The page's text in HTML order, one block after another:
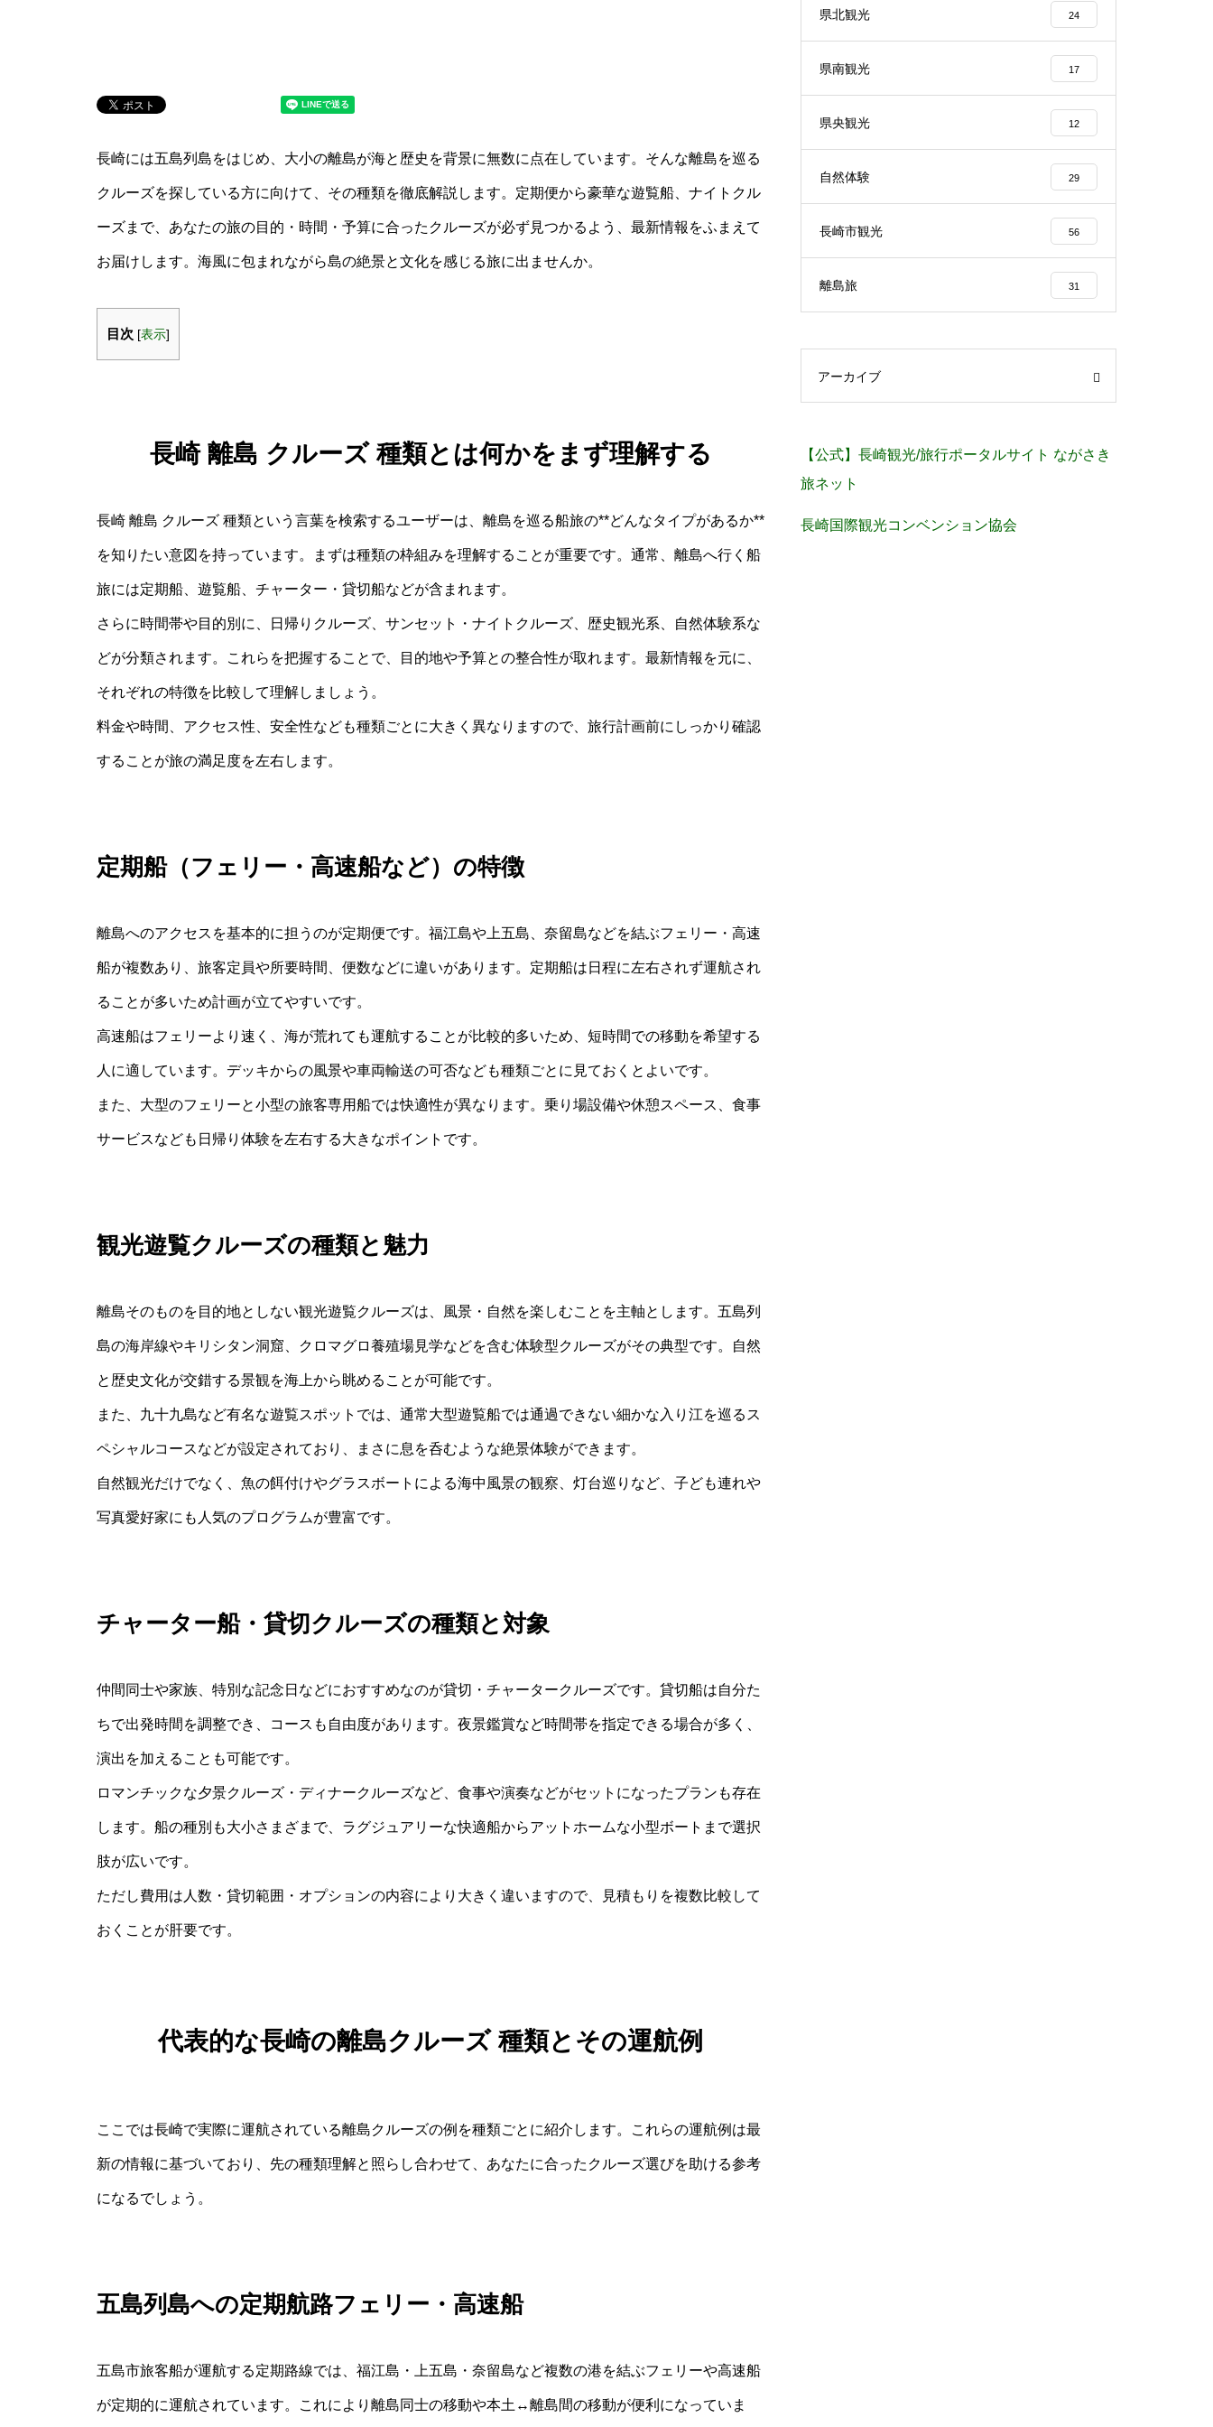
長崎には五島列島をはじめ、大小の離島が海と歴史を背景に無数に点在しています。そんな離島を巡る
クルーズを探している方に向けて、その種類を徹底解説します。定期便から豪華な遊覧船、ナイトクル
ーズまで、あなたの旅の目的・時間・予算に合ったクルーズが必ず見つかるよう、最新情報をふまえて
お届けします。海風に包まれながら島の絶景と文化を感じる旅に出ませんか。
目次 [表示]
長崎 離島 クルーズ 種類とは何かをまず理解する
長崎 離島 クルーズ 種類という言葉を検索するユーザーは、離島を巡る船旅の**どんなタイプがあるか**
を知りたい意図を持っています。まずは種類の枠組みを理解することが重要です。通常、離島へ行く船
旅には定期船、遊覧船、チャーター・貸切船などが含まれます。
さらに時間帯や目的別に、日帰りクルーズ、サンセット・ナイトクルーズ、歴史観光系、自然体験系な
どが分類されます。これらを把握することで、目的地や予算との整合性が取れます。最新情報を元に、
それぞれの特徴を比較して理解しましょう。
料金や時間、アクセス性、安全性なども種類ごとに大きく異なりますので、旅行計画前にしっかり確認
することが旅の満足度を左右します。
定期船（フェリー・高速船など）の特徴
離島へのアクセスを基本的に担うのが定期便です。福江島や上五島、奈留島などを結ぶフェリー・高速
船が複数あり、旅客定員や所要時間、便数などに違いがあります。定期船は日程に左右されず運航され
ることが多いため計画が立てやすいです。
高速船はフェリーより速く、海が荒れても運航することが比較的多いため、短時間での移動を希望する
人に適しています。デッキからの風景や車両輸送の可否なども種類ごとに見ておくとよいです。
また、大型のフェリーと小型の旅客専用船では快適性が異なります。乗り場設備や休憩スペース、食事
サービスなども日帰り体験を左右する大きなポイントです。
観光遊覧クルーズの種類と魅力
離島そのものを目的地としない観光遊覧クルーズは、風景・自然を楽しむことを主軸とします。五島列
島の海岸線やキリシタン洞窟、クロマグロ養殖場見学などを含む体験型クルーズがその典型です。自然
と歴史文化が交錯する景観を海上から眺めることが可能です。
また、九十九島など有名な遊覧スポットでは、通常大型遊覧船では通過できない細かな入り江を巡るス
ペシャルコースなどが設定されており、まさに息を呑むような絶景体験ができます。
自然観光だけでなく、魚の餌付けやグラスボートによる海中風景の観察、灯台巡りなど、子ども連れや
写真愛好家にも人気のプログラムが豊富です。
チャーター船・貸切クルーズの種類と対象
仲間同士や家族、特別な記念日などにおすすめなのが貸切・チャータークルーズです。貸切船は自分た
ちで出発時間を調整でき、コースも自由度があります。夜景鑑賞など時間帯を指定できる場合が多く、
演出を加えることも可能です。
ロマンチックな夕景クルーズ・ディナークルーズなど、食事や演奏などがセットになったプランも存在
します。船の種別も大小さまざまで、ラグジュアリーな快適船からアットホームな小型ボートまで選択
肢が広いです。
ただし費用は人数・貸切範囲・オプションの内容により大きく違いますので、見積もりを複数比較して
おくことが肝要です。
代表的な長崎の離島クルーズ 種類とその運航例
ここでは長崎で実際に運航されている離島クルーズの例を種類ごとに紹介します。これらの運航例は最
新の情報に基づいており、先の種類理解と照らし合わせて、あなたに合ったクルーズ選びを助ける参考
になるでしょう。
五島列島への定期航路フェリー・高速船
五島市旅客船が運航する定期路線では、福江島・上五島・奈留島など複数の港を結ぶフェリーや高速船
が定期的に運航されています。これにより離島同士の移動や本土↔離島間の移動が便利になっていま
県北観光 24
県南観光 17
県央観光 12
自然体験 29
長崎市観光 56
離島旅 31
アーカイブ
【公式】長崎観光/旅行ポータルサイト ながさき
旅ネット
長崎国際観光コンベンション協会